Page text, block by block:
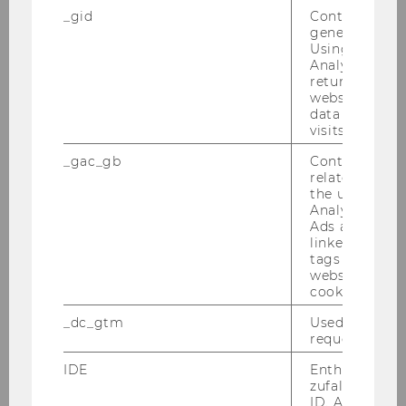
nach­weis­ba­res In­ter­es­se an volks­wirt­schaft­li­
chen Fra­ge­stel­lun­gen ins­bes. im Be­reich des
Arbeitsmarkt-​Schwerpunkts des In­sti­tuts für
Schrift­li­che Be­wer­bun­gen mit Le­bens­lauf und
Zeug­nis­sen (Ko­pien) sind unter An­ga­be der an­
ge­führ­ten Kenn­zahl an die PER­SO­NAL­AB­TEI­
LUNG der Wirt­schafts­uni­ver­si­tät Wien, Au­gas­se
se­kre­ta­riat­per­sabt@wu-​
Ende der Be­wer­bungs­frist: 17. Ok­to­ber 2007
Bitte die Kenn­zahl un­be­dingt an­füh­ren!
Der Rek­tor:
306) Aus­schrei­bun­gen von Stel­len für all­ge­
_gid
Contains a
generated
Using this
Analytics can
returning
website and
data from
visits.
_gac_gb
Contains
related
the user. If
Analytics and
Ads accounts
linked, the
tags on the
website read
cookie.
_dc_gtm
Used to
request rate.
IDE
Enthält eine
ID. Anhand